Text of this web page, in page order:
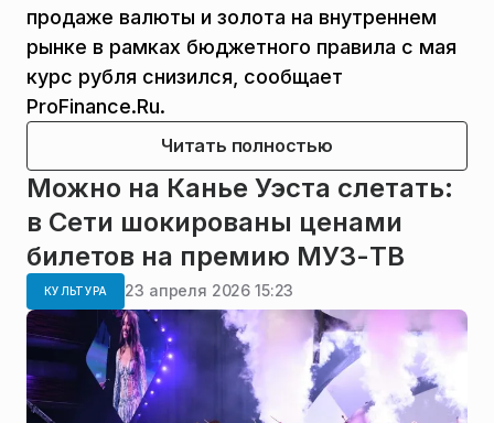
продаже валюты и золота на внутреннем
рынке в рамках бюджетного правила с мая
курс рубля снизился, сообщает
ProFinance.Ru.
Читать полностью
Можно на Канье Уэста слетать:
в Сети шокированы ценами
билетов на премию МУЗ-ТВ
КУЛЬТУРА 23 апреля 2026 15:23